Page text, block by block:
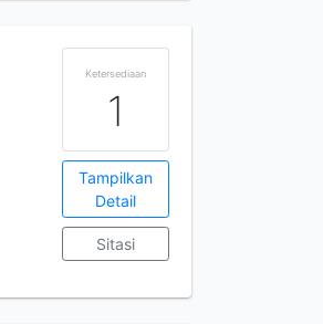
Ketersediaan
1
Tampilkan
Detail
Sitasi